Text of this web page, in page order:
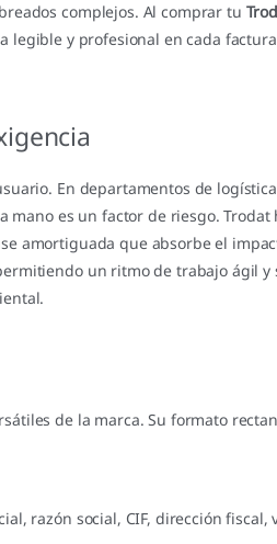
complejos. Al comprar tu
legible y profesional en cada
En departamentos de
mano es un factor de riesgo. Trodat
amortiguada que absorbe el
un ritmo de trabajo ágil y
de la marca. Su formato
razón social, CIF, dirección fiscal,